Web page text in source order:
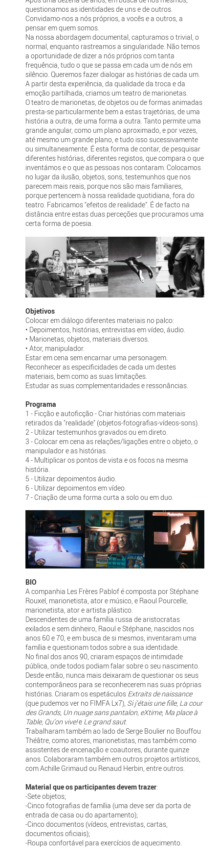
questionamos as identidades de uns e de outros.
Convidamo-nos a nós próprios, a vocês e a outros, a
pensar em quem somos.
Na nossa abordagem documental, capturamos o trivial, o
normal, enquanto rastreamos a singularidade. Não temos
a oportunidade de dizer a nós próprios com tanta
frequência, tudo o que se passa em cada um de nós em
silêncio. Queremos fazer dialogar as histórias de cada um.
A partir desta experiência, da qualidade da troca e da
emoção partilhada, criamos um teatro de marionetas.
O teatro de marionetas, de objetos ou de formas animadas
presta-se particularmente bem a estas trajetórias, de uma
história a outra, de uma forma a outra. Tanto permite uma
grande angular, como um plano aproximado, e por vezes,
até mesmo um grande plano, e tudo isso sucessivamente
ou simultaneamente. É esta forma de contar, de pesquisar
diferentes histórias, diferentes registos, que compara o que
inventámos e o que as pessoas nos contaram. Colocamos
no lugar da ilusão, objetos, sons, testemunhos que nos
parecem mais reais, porque nos são mais familiares,
porque pertencem à nossa realidade quotidiana, fora do
teatro. Fabricamos “efeitos de realidade”. É de facto na
distância entre estas duas perceções que procuramos uma
certa forma de poesia.
Objetivos
Colocar em diálogo diferentes materiais no palco:
• Depoimentos, histórias, entrevistas em vídeo, áudio.
• Marionetas, objetos, materiais diversos.
• Ator, manipulador.
Estar em cena sem encarnar uma personagem.
Reconhecer as especificidades de cada um destes
materiais, bem como as suas limitações.
Estudar as suas complementaridades e ressonâncias.
Programa
1 - Ficção e autoficção - Criar histórias com materiais
retirados da "realidade" (objetos-fotografias-vídeos-sons).
2 - Utilizar testemunhos gravados ou em direto.
3 - Colocar em cena as relações/ligações entre o objeto, o
manipulador e as histórias.
4 - Multiplicar os pontos de vista e os focos na mesma
história.
5 - Utilizar depoimentos áudio.
6 - Utilizar depoimentos em vídeo.
7 - Criação de uma forma curta a solo ou em duo.
BIO
A companhia Les Frères Pablof é composta por Stéphane
Rouxel, marionetista, ator e músico, e Raoul Pourcelle,
marionetista, ator e artista plástico.
Descendentes de uma família russa de aristocratas
exilados e sem dinheiro, Raoul e Stéphane, nascidos nos
anos 60 e 70, e em busca de si mesmos, inventaram uma
família e questionam todos sobre a sua identidade.
No final dos anos 90, criaram espaços de intimidade
pública, onde todos podiam falar sobre o seu nascimento.
Desde então, nunca mais deixaram de questionar os seus
contemporâneos para se reconhecerem nas suas próprias
histórias. Criaram os espetáculos Extraits de naissance
(que pudemos ver no FIMFA Lx7), Si j’étais une fille, La cour
des Grands, Un nuage sans pantalon, eXtime, Ma place à
Table, Qu’on vive!e Le grand saut.
Trabalharam também ao lado de Serge Boulier no Bouffou
Théâtre, como atores, marionetistas, mas também como
assistentes de encenação e coautores, durante quinze
anos. Colaboraram também em outros projetos artísticos,
com Achille Grimaud ou Renaud Herbin, entre outros.
Material que os participantes devem trazer:
-Sete objetos;
-Cinco fotografias de família (uma deve ser da porta de
entrada de casa ou do apartamento);
-Cinco documentos (vídeos, entrevistas, cartas,
documentos oficiais);
-Roupa confortável para exercícios de aquecimento.